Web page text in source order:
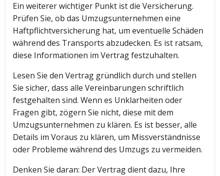
Ein weiterer wichtiger Punkt ist die Versicherung.
Prüfen Sie, ob das Umzugsunternehmen eine
Haftpflichtversicherung hat, um eventuelle Schäden
während des Transports abzudecken. Es ist ratsam,
diese Informationen im Vertrag festzuhalten.
Lesen Sie den Vertrag gründlich durch und stellen
Sie sicher, dass alle Vereinbarungen schriftlich
festgehalten sind. Wenn es Unklarheiten oder
Fragen gibt, zögern Sie nicht, diese mit dem
Umzugsunternehmen zu klären. Es ist besser, alle
Details im Voraus zu klären, um Missverständnisse
oder Probleme während des Umzugs zu vermeiden.
Denken Sie daran: Der Vertrag dient dazu, Ihre